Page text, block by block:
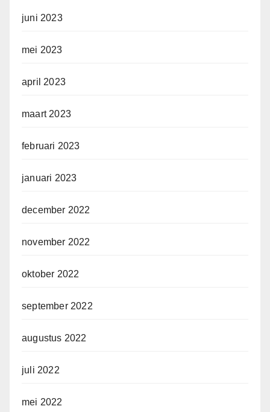
juni 2023
mei 2023
april 2023
maart 2023
februari 2023
januari 2023
december 2022
november 2022
oktober 2022
september 2022
augustus 2022
juli 2022
mei 2022